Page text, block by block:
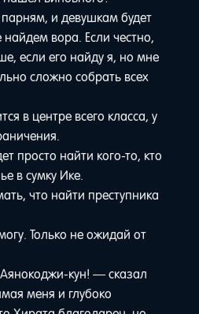
и девушкам будет
вора. Если честно,
если его найду я, но мне
сложно собрать всех
в центре всего класса, у
просто найти кого-то, кто
в сумку Ике.
что найти преступника
Только не ожидай от
кун! — сказал
меня и глубоко